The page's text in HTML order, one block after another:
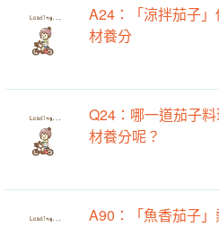
A24：「涼拌茄子
材養分
Q24：哪一道茄子
材養分呢？
A90：「魚香茄子